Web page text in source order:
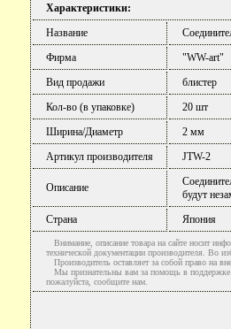
Характеристики:
Название
Фирма
"WW-art"
Вид продажи
блистер
Кол-во (в упаковке)
20 шт
Ширина/Диаметр
2 мм
Артикул производителя
JTW-2
Описание
будут
Страна
Япония
Внимание, описание товара на сайте носит
технической документации производителя. Во
Производитель оставляет за собой право на
Мы признательны вам за помощь в поддержке
пожалуйста, сообщите нам.